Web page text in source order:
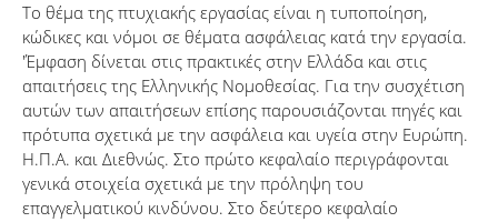
Το θέμα της πτυχιακής εργασίας είναι η τυποποίηση,
κώδικες και νόμοι σε θέματα ασφάλειας κατά την εργασία.
'Έμφαση δίνεται στις πρακτικές στην Ελλάδα και στις
απαιτήσεις της Ελληνικής Νομοθεσίας. Για την συσχέτιση
αυτών των απαιτήσεων επίσης παρουσιάζονται πηγές και
πρότυπα σχετικά με την ασφάλεια και υγεία στην Ευρώπη.
Η.Π.Α. και Διεθνώς. Στο πρώτο κεφαλαίο περιγράφονται
γενικά στοιχεία σχετικά με την πρόληψη του
επαγγελματικού κινδύνου. Στο δεύτερο κεφαλαίο